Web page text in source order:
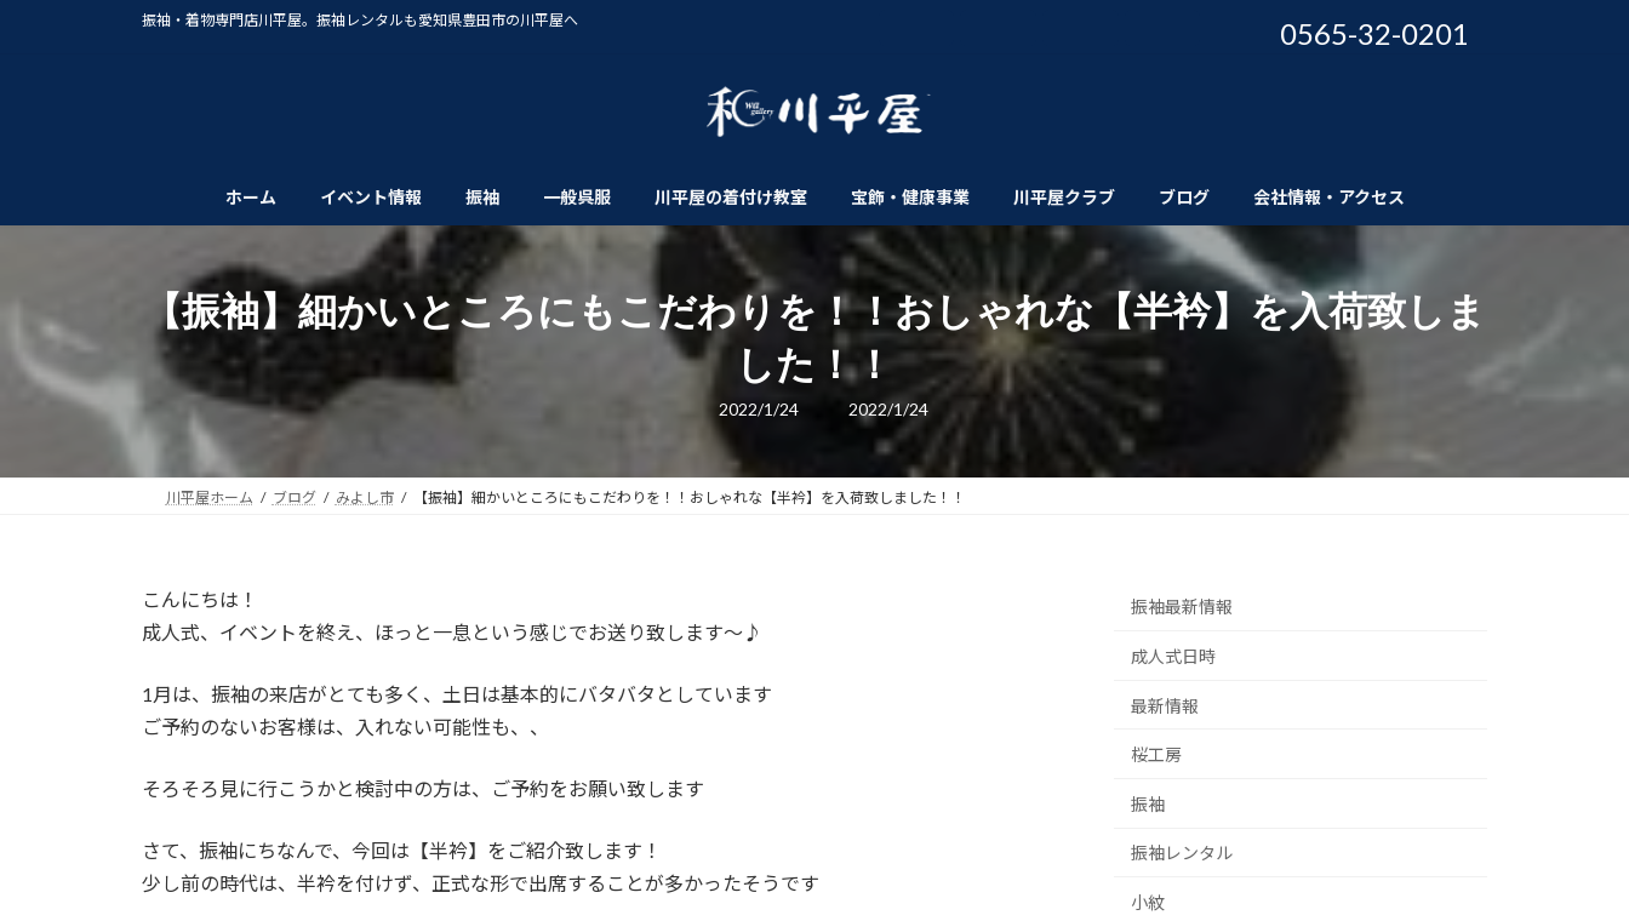
振袖・着物専門店川平屋。振袖レンタルも愛知県豊田市の川平屋へ 0565-32-0201
ホーム イベント情報 振袖 一般呉服 川平屋の着付け教室 宝飾・健康事業 川平屋クラブ ブログ 会社情報・アクセス
【振袖】細かいところにもこだわりを！！おしゃれな【半衿】を入荷致しま
した！！
2022/1/24
最
終
日
時
:
2022/1/24
川平屋ホーム ブログ みよし市 【振袖】細かいところにもこだわりを！！おしゃれな【半衿】を入荷致しました！！
こんにちは！
成人式、イベントを終え、ほっと一息という感じでお送り致します～♪
1月は、振袖の来店がとても多く、土日は基本的にバタバタとしています
ご予約のないお客様は、入れない可能性も、、
そろそろ見に行こうかと検討中の方は、ご予約をお願い致します
さて、振袖にちなんで、今回は【半衿】をご紹介致します！
少し前の時代は、半衿を付けず、正式な形で出席することが多かったそうです
振袖最新情報
成人式日時
最新情報
桜工房
振袖
振袖レンタル
小紋